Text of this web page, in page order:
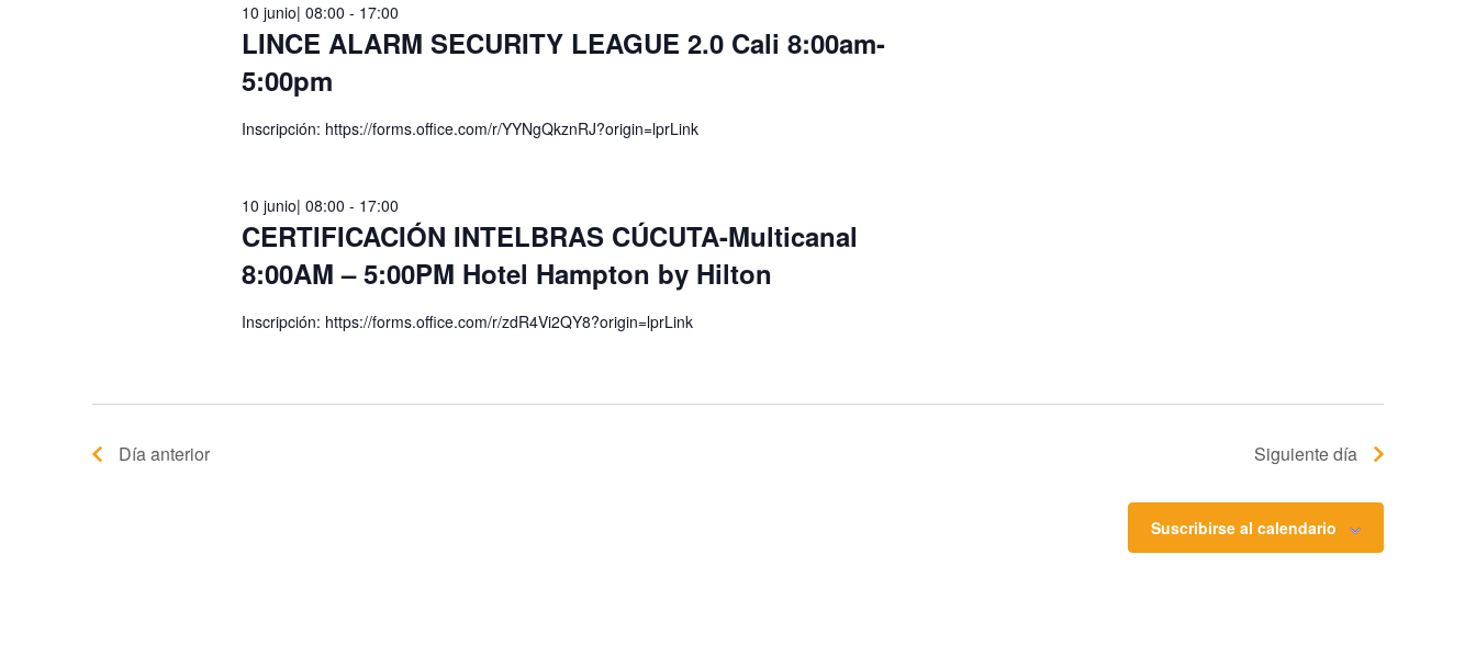
LINCE ALARM SECURITY LEAGUE 2.0 Cali 8:00am-
5:00pm
10 junio| 08:00 - 17:00
Inscripción: https://forms.office.com/r/YYNgQkznRJ?origin=lprLink
CERTIFICACIÓN INTELBRAS CÚCUTA-Multicanal
8:00AM – 5:00PM Hotel Hampton by Hilton
10 junio| 08:00 - 17:00
Inscripción: https://forms.office.com/r/zdR4Vi2QY8?origin=lprLink
Día anterior Siguiente día
Suscribirse al calendario